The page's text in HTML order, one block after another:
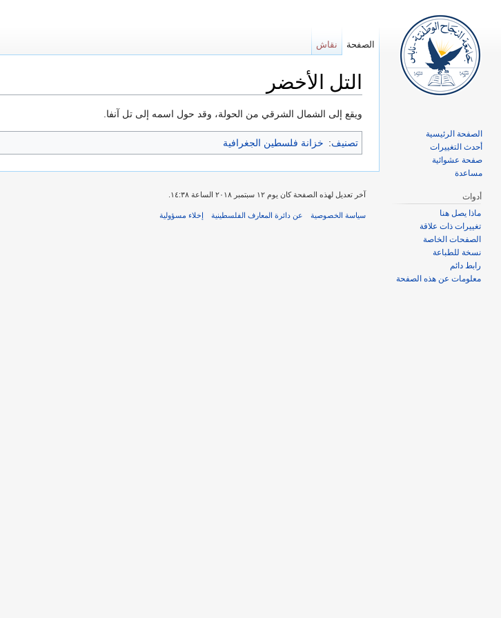
التل الأخضر
ويقع إلى الشمال الشرقي من الحولة، وقد حول اسمه إلى تل آنفا‎.
تصنيف: خزانة فلسطين الجغرافية
نقاش الصفحة
الصفحة الرئيسية
أحدث التغييرات
صفحة عشوائية
مساعدة
أدوات
ماذا يصل هنا
تغييرات ذات علاقة
الصفحات الخاصة
نسخة للطباعة
رابط دائم
معلومات عن هذه الصفحة
آخر تعديل لهذه الصفحة كان يوم ١٢ سبتمبر ٢٠١٨ الساعة ١٤:٣٨.
سياسة الخصوصية عن دائرة المعارف الفلسطينية إخلاء مسؤولية